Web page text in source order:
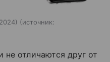
источник:
не отличаются друг от